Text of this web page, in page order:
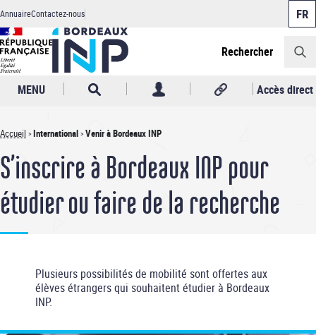
Aller
au
contenu
principal
Header
AnnuaireContactez-nous
Rechercher
MENU Accès direct
Fil
d'Ariane
Accueil International Venir à Bordeaux INP
S’inscrire à Bordeaux INP pour
étudier ou faire de la recherche
Plusieurs possibilités de mobilité sont offertes aux
élèves étrangers qui souhaitent étudier à Bordeaux
INP.
Panneau de gestion des cookies